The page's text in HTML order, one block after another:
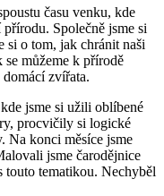
času venku, kde
Společně jsme si
si o tom, jak chránit naši
můžeme k přírodě
zvířata.
jsme si užili oblíbené
procvičily si logické
Na konci měsíce jsme
jsme čarodějnice
touto tematikou. Nechyběl